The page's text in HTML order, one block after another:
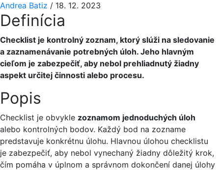
Andrea Batiz / 18. 12. 2023
Definícia
Checklist je kontrolný zoznam, ktorý slúži na sledovanie
a zaznamenávanie potrebných úloh. Jeho hlavným
cieľom je zabezpečiť, aby nebol prehliadnutý žiadny
aspekt určitej činnosti alebo procesu.
Popis
Checklist je obvykle zoznamom jednoduchých úloh
alebo kontrolných bodov. Každý bod na zozname
predstavuje konkrétnu úlohu. Hlavnou úlohou checklistu
je zabezpečiť, aby nebol vynechaný žiadny dôležitý krok,
čím pomáha v úplnom a správnom dokončení danej úlohy